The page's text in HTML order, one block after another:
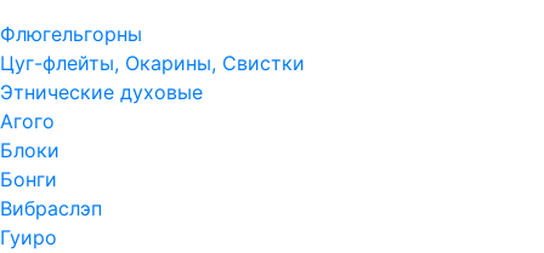
Флюгельгорны
Цуг-флейты, Окарины, Свистки
Этнические духовые
Агого
Блоки
Бонги
Вибраслэп
Гуиро